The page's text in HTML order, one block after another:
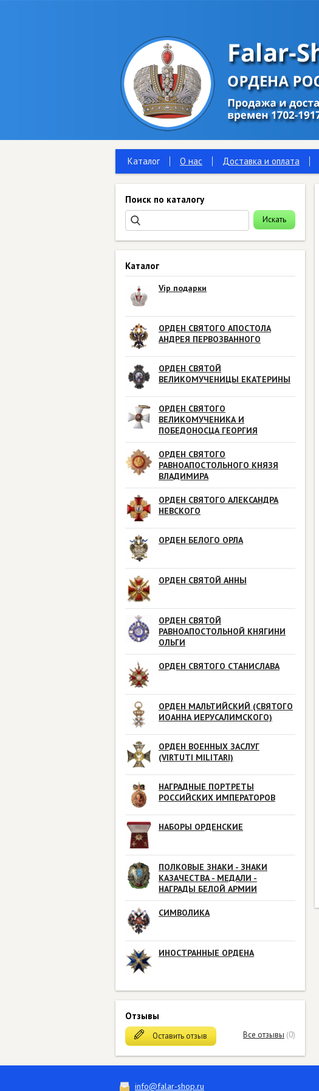
Каталог О нас Доставка и оплата
Поиск по каталогу
Каталог
Vip подарки
ОРДЕН СВЯТОГО АПОСТОЛА
АНДРЕЯ ПЕРВОЗВАННОГО
ОРДЕН СВЯТОЙ
ВЕЛИКОМУЧЕНИЦЫ ЕКАТЕРИНЫ
ОРДЕН СВЯТОГО
ВЕЛИКОМУЧЕНИКА И
ПОБЕДОНОСЦА ГЕОРГИЯ
ОРДЕН СВЯТОГО
РАВНОАПОСТОЛЬНОГО КНЯЗЯ
ВЛАДИМИРА
ОРДЕН СВЯТОГО АЛЕКСАНДРА
НЕВСКОГО
ОРДЕН БЕЛОГО ОРЛА
ОРДЕН СВЯТОЙ АННЫ
ОРДЕН СВЯТОЙ
РАВНОАПОСТОЛЬНОЙ КНЯГИНИ
ОЛЬГИ
ОРДЕН СВЯТОГО СТАНИСЛАВА
ОРДЕН МАЛЬТИЙСКИЙ (СВЯТОГО
ИОАННА ИЕРУСАЛИМСКОГО)
ОРДЕН ВОЕННЫХ ЗАСЛУГ
(VIRTUTI MILITARI)
НАГРАДНЫЕ ПОРТРЕТЫ
РОССИЙСКИХ ИМПЕРАТОРОВ
НАБОРЫ ОРДЕНСКИЕ
ПОЛКОВЫЕ ЗНАКИ - ЗНАКИ
КАЗАЧЕСТВА - МЕДАЛИ -
НАГРАДЫ БЕЛОЙ АРМИИ
СИМВОЛИКА
ИНОСТРАННЫЕ ОРДЕНА
Отзывы
Оставить отзыв Все отзывы (0)
info@falar-shop.ru